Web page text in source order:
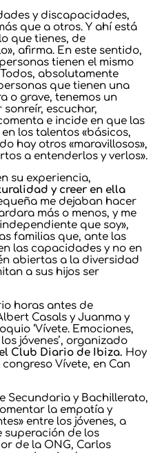
y discapacidades,
que a otros. Y ahí está
que tienes, de
afirma. En este sentido,
tienen el mismo
absolutamente
que tienen una
o grave, tenemos un
escuchar,
e incide en que las
los talentos «básicos,
hay otros «maravillosos»,
a entenderlos y verlos».
su experiencia,
y creer en ella
me dejaban hacer
más o menos, y me
que soy»,
familias que, ante las
las capacidades y no en
abiertas a la diversidad
a sus hijos ser
horas antes de
Casals y Juanma y
‘Vívete. Emociones,
jóvenes’, organizado
Club Diario de Ibiza. Hoy
Vívete, en Can
Secundaria y Bachillerato,
la empatía y
entre los jóvenes, a
superación de los
de la ONG, Carlos